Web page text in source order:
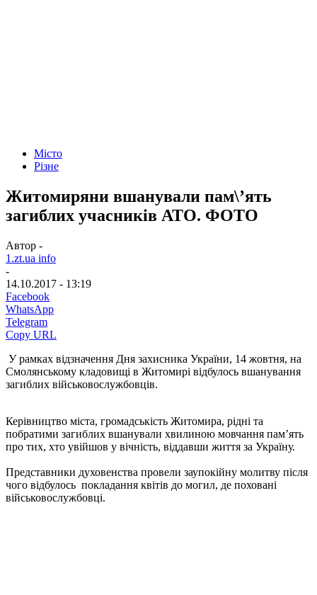
Місто
Різне
Житомиряни вшанували пам\’ять
загиблих учасників АТО. ФОТО
Автор -
1.zt.ua info
-
14.10.2017 - 13:19
Facebook
WhatsApp
Telegram
Copy URL
У рамках відзначення Дня захисника України, 14 жовтня, на
Смолянському кладовищі в Житомирі відбулось вшанування
загиблих військовослужбовців.
Керівництво міста, громадськість Житомира, рідні та
побратими загиблих вшанували хвилиною мовчання пам’ять
про тих, хто увійшов у вічність, віддавши життя за Україну.
Представники духовенства провели заупокійну молитву після
чого відбулось покладання квітів до могил, де поховані
військовослужбовці.